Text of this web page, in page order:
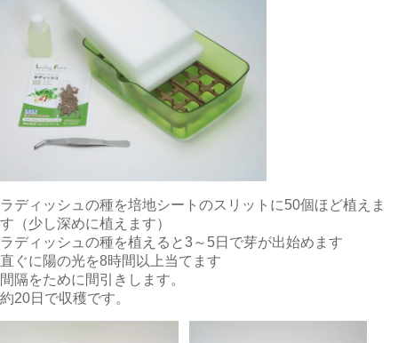
ラディッシュの種を培地シートのスリットに50個ほど植えま
す（少し深めに植えます）
ラディッシュの種を植えると3～5日で芽が出始めます
直ぐに陽の光を8時間以上当てます
間隔をために間引きします。
約20日で収穫です。